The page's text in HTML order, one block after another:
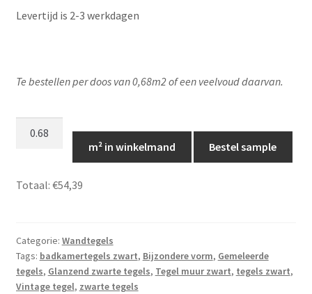
Levertijd is 2-3 werkdagen
Te bestellen per doos van 0,68m2 of een veelvoud daarvan.
m² in winkelmand Bestel sample
Totaal: €54,39
Categorie: Wandtegels
Tags: badkamertegels zwart, Bijzondere vorm, Gemeleerde
tegels, Glanzend zwarte tegels, Tegel muur zwart, tegels zwart,
Vintage tegel, zwarte tegels